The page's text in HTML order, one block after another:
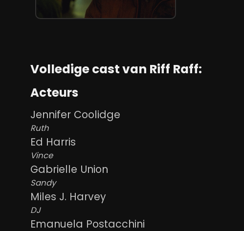
Volledige cast van Riff Raff:
Acteurs
Jennifer Coolidge
Ruth
Ed Harris
Vince
Gabrielle Union
Sandy
Miles J. Harvey
DJ
Emanuela Postacchini